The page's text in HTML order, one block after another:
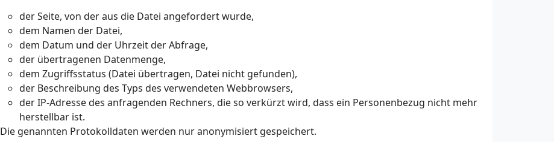
der Seite, von der aus die Datei angefordert wurde,
dem Namen der Datei,
dem Datum und der Uhrzeit der Abfrage,
der übertragenen Datenmenge,
dem Zugriffsstatus (Datei übertragen, Datei nicht gefunden),
der Beschreibung des Typs des verwendeten Webbrowsers,
der IP-Adresse des anfragenden Rechners, die so verkürzt wird, dass ein Personenbezug nicht mehr
herstellbar ist.
Die genannten Protokolldaten werden nur anonymisiert gespeichert.